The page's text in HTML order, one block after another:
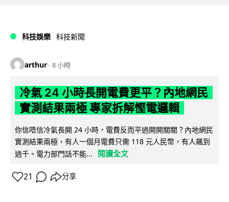
科技娛樂 科技新聞
arthur 8 小時
冷氣 24 小時長開電費更平？內地網民
實測結果兩極 專家拆解慳電邏輯
你信唔信冷氣長開 24 小時，電費反而平過開開關關？內地網民
實測結果兩極，有人一個月電費只需 118 元人民幣，有人飆到
過千。電力部門話不能...
閱讀全文
21 分享